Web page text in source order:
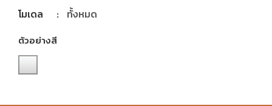
โมเดล
: ทั้งหมด
ตัวอย่างสี